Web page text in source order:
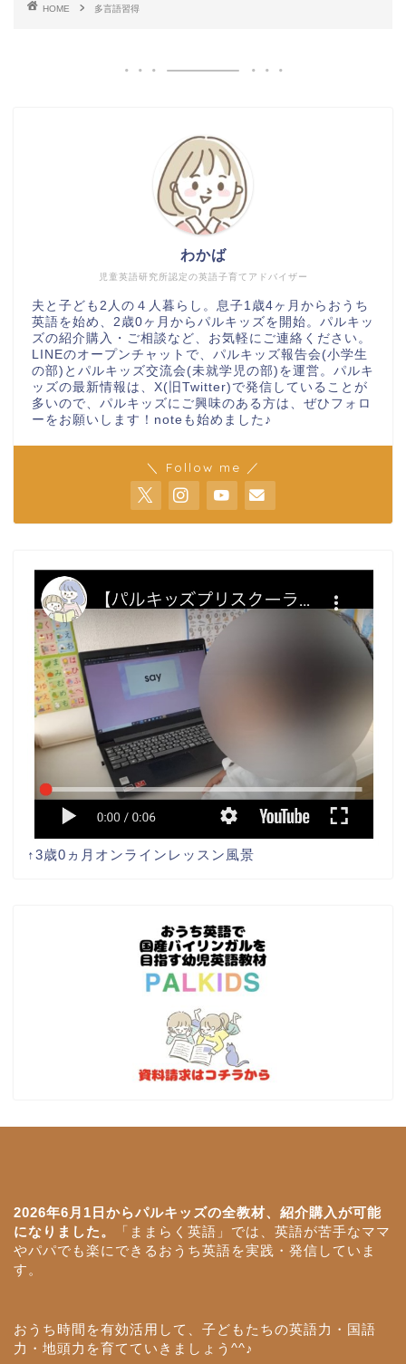
HOME 多言語習得
児童英語研究所認定の英語子育てアドバイザー
わかば
夫と子ども2人の４人暮らし。息子1歳4ヶ月からおうち
英語を始め、2歳0ヶ月からパルキッズを開始。パルキッ
ズの紹介購入・ご相談など、お気軽にご連絡ください。
LINEのオープンチャットで、パルキッズ報告会(小学生
の部)とパルキッズ交流会(未就学児の部)を運営。パルキ
ッズの最新情報は、X(旧Twitter)で発信していることが
多いので、パルキッズにご興味のある方は、ぜひフォロ
ーをお願いします！noteも始めました♪
＼ Follow me ／
↑3歳0ヵ月オンラインレッスン風景
2026年6月1日からパルキッズの全教材、紹介購入が可能
になりました。
「ままらく英語」では、英語が苦手なママ
やパパでも楽にできるおうち英語を実践・発信していま
す。
おうち時間を有効活用して、子どもたちの英語力・国語
力・地頭力を育てていきましょう^^♪
パルキッズ紹介購入方法